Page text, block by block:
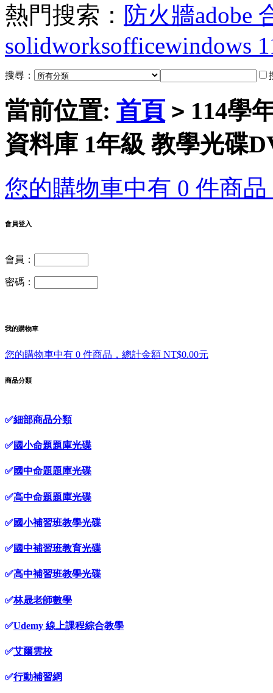
熱門搜索： 防火牆adobe
solidworksofficewindows
搜尋：
當前位置: 首頁 > 114學
資料庫 1年級 教學光碟
您的購物車中有 0 件商
會員登入
會員：
密碼：
我的購物車
您的購物車中有 0 件商品，總計金額 NT$0.00元
商品分類
✅細部商品分類
✅國小命題題庫光碟
✅國中命題題庫光碟
✅高中命題題庫光碟
✅國小補習班教學光碟
✅國中補習班教育光碟
✅高中補習班教學光碟
✅林晟老師數學
✅Udemy 線上課程綜合教學
✅艾爾雲校
✅行動補習網